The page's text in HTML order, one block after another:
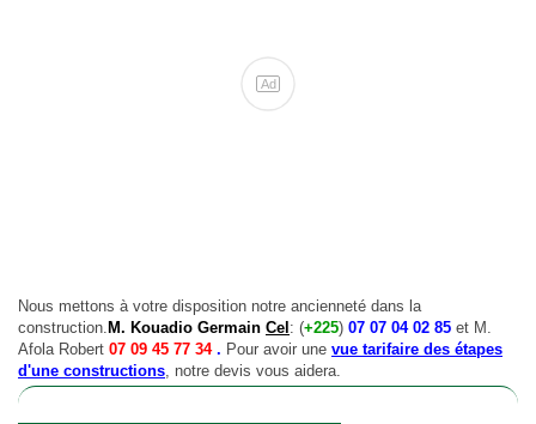
Ad
Nous mettons à votre disposition notre ancienneté dans la
construction. M. Kouadio Germain Cel : (+225) 07 07 04 02 85 et M.
Afola Robert 07 09 45 77 34 . Pour avoir une vue tarifaire des étapes
d'une constructions , notre devis vous aidera.